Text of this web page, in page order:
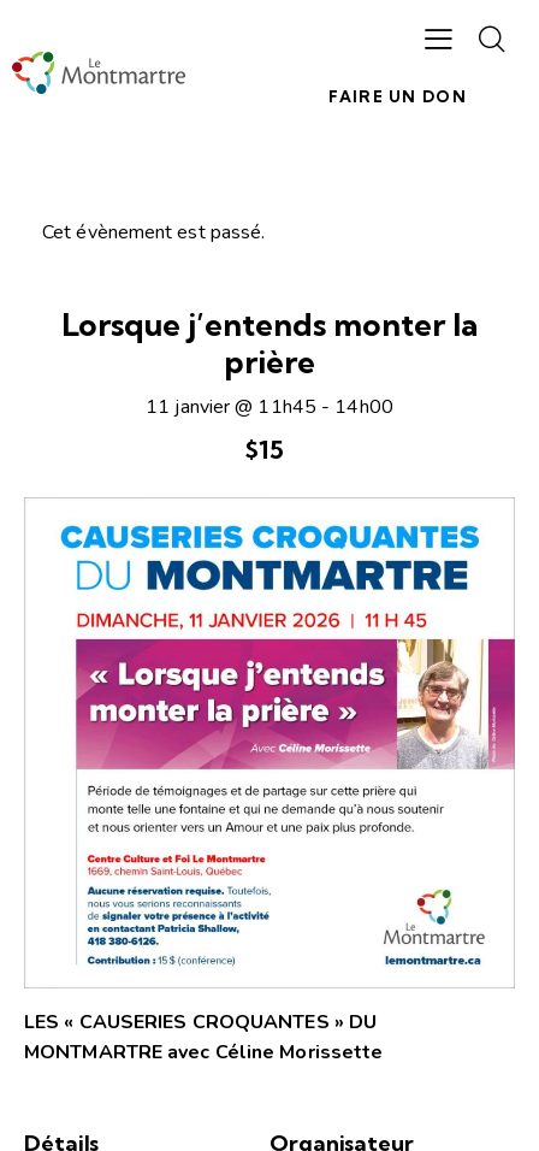
FAIRE UN DON
Cet évènement est passé.
Lorsque j’entends monter la
prière
11 janvier @ 11h45 - 14h00
$15
LES « CAUSERIES CROQUANTES » DU
MONTMARTRE avec Céline Morissette
Détails Organisateur